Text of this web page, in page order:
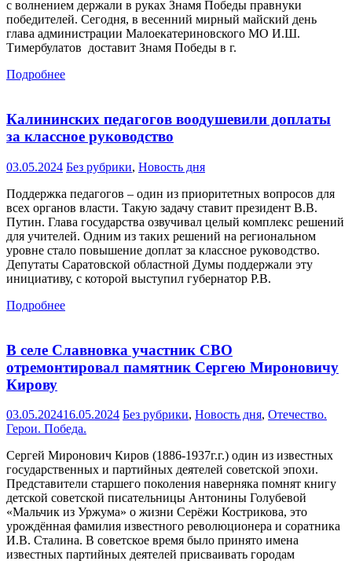
с волнением держали в руках Знамя Победы правнуки
победителей. Сегодня, в весенний мирный майский день
глава администрации Малоекатериновского МО И.Ш.
Тимербулатов доставит Знамя Победы в г.
Подробнее
Калининских педагогов воодушевили доплаты
за классное руководство
03.05.2024 Без рубрики, Новость дня
Поддержка педагогов – один из приоритетных вопросов для
всех органов власти. Такую задачу ставит президент В.В.
Путин. Глава государства озвучивал целый комплекс решений
для учителей. Одним из таких решений на региональном
уровне стало повышение доплат за классное руководство.
Депутаты Саратовской областной Думы поддержали эту
инициативу, с которой выступил губернатор Р.В.
Подробнее
В селе Славновка участник СВО
отремонтировал памятник Сергею Мироновичу
Кирову
03.05.202416.05.2024 Без рубрики, Новость дня, Отечество.
Герои. Победа.
Сергей Миронович Киров (1886-1937г.г.) один из известных
государственных и партийных деятелей советской эпохи.
Представители старшего поколения наверняка помнят книгу
детской советской писательницы Антонины Голубевой
«Мальчик из Уржума» о жизни Серёжи Кострикова, это
урождённая фамилия известного революционера и соратника
И.В. Сталина. В советское время было принято имена
известных партийных деятелей присваивать городам